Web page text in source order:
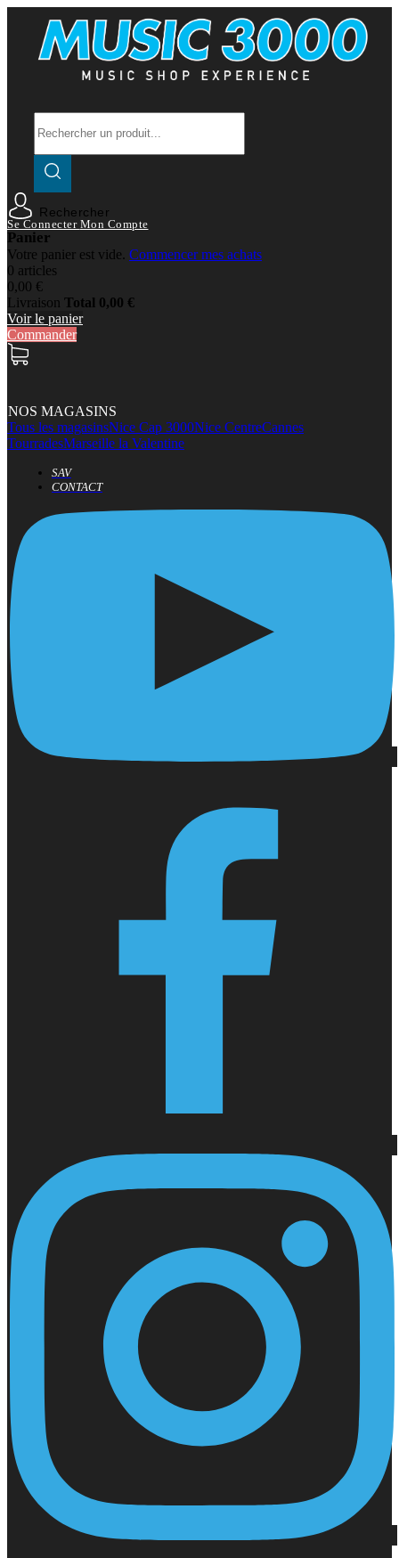
Rechercher
Se Connecter Mon Compte
Panier
Votre panier est vide. Commencer mes achats
0 articles
0,00 €
Livraison Total 0,00 €
Voir le panier
Commander
NOS MAGASINS
Tous les magasinsNice Cap 3000Nice CentreCannes
TourradesMarseille la Valentine
SAV
CONTACT